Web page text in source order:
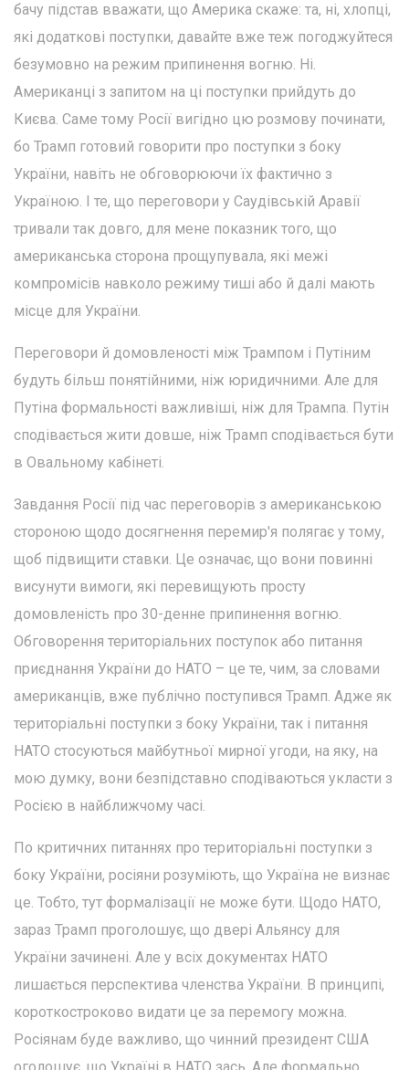
бачу підстав вважати, що Америка скаже: та, ні, хлопці,
які додаткові поступки, давайте вже теж погоджуйтеся
безумовно на режим припинення вогню. Ні.
Американці з запитом на ці поступки прийдуть до
Києва. Саме тому Росії вигідно цю розмову починати,
бо Трамп готовий говорити про поступки з боку
України, навіть не обговорюючи їх фактично з
Україною. І те, що переговори у Саудівській Аравії
тривали так довго, для мене показник того, що
американська сторона прощупувала, які межі
компромісів навколо режиму тиші або й далі мають
місце для України.
Переговори й домовленості між Трампом і Путіним
будуть більш понятійними, ніж юридичними. Але для
Путіна формальності важливіші, ніж для Трампа. Путін
сподівається жити довше, ніж Трамп сподівається бути
в Овальному кабінеті.
Завдання Росії під час переговорів з американською
стороною щодо досягнення перемир'я полягає у тому,
щоб підвищити ставки. Це означає, що вони повинні
висунути вимоги, які перевищують просту
домовленість про 30-денне припинення вогню.
Обговорення територіальних поступок або питання
приєднання України до НАТО – це те, чим, за словами
американців, вже публічно поступився Трамп. Адже як
територіальні поступки з боку України, так і питання
НАТО стосуються майбутньої мирної угоди, на яку, на
мою думку, вони безпідставно сподіваються укласти з
Росією в найближчому часі.
По критичних питаннях про територіальні поступки з
боку України, росіяни розуміють, що Україна не визнає
це. Тобто, тут формалізації не може бути. Щодо НАТО,
зараз Трамп проголошує, що двері Альянсу для
України зачинені. Але у всіх документах НАТО
лишається перспектива членства України. В принципі,
короткостроково видати це за перемогу можна.
Росіянам буде важливо, що чинний президент США